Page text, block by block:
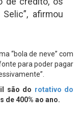
afirmou
“bola de neve” com
para poder pagar
são do rotativo do
de 400% ao ano.